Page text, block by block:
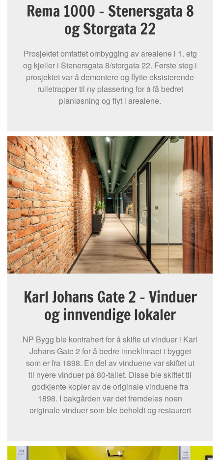
Rema 1000 - Stenersgata 8
og Storgata 22
Prosjektet omfattet ombygging av arealene i 1. etg
og kjeller i Stenersgata 8/storgata 22. Første steg i
prosjektet var å demontere og flytte eksisterende
rulletrapper til ny plassering for å få bedret
planløsning og flyt i arealene.
Karl Johans Gate 2 – Vinduer
og innvendige lokaler
NP Bygg ble kontrahert for å skifte ut vinduer i Karl
Johans Gate 2 for å bedre inneklimaet i bygget
som er fra 1898. En del av vinduene var skiftet ut
til nyere vinduer på 80-tallet. Disse ble skiftet til
godkjente kopier av de originale vinduene fra
1898. I bakgården var det fremdeles noen
originale vinduer som ble beholdt og restaurert